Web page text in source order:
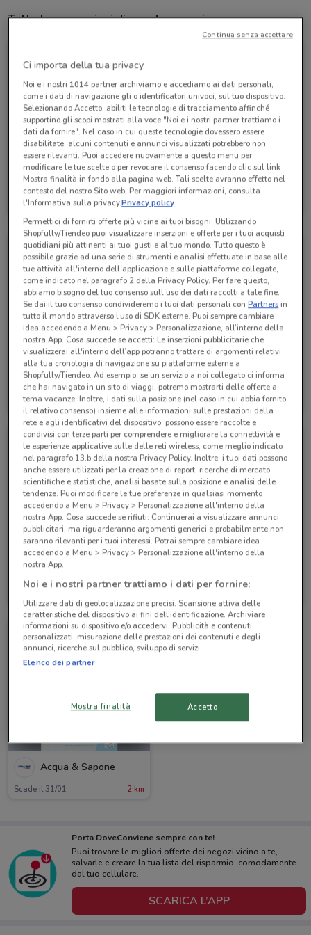
Tutte le promozioni di questo negozio
Acqua & Sapone
Scade il 30/09
-3 GIORNI
Acqua & Sapone
Scade mercoledì 2 km
Acqua & Sapone
Scade il 16/08 2 km
-2 GIORNI
Acqua & Sapone
Scade il 31/01 2 km
Porta DoveConviene sempre con te!
Puoi trovare le migliori offerte dei negozi vicino a te,
salvarle e creare la tua lista del risparmio, comodamente
dal tuo cellulare.
SCARICA L’APP
Ci importa della tua privacy
Noi e i nostri 1014partner archiviamo e accediamo ai dati personali,
come i dati di navigazione gli o identificatori univoci, sul tuo dispositivo.
Selezionando Accetto, abiliti le tecnologie di tracciamento affinché
supportino gli scopi mostrati alla voce "Noi e i nostri partner trattiamo i
dati da fornire". Nel caso in cui queste tecnologie dovessero essere
disabilitate, alcuni contenuti e annunci visualizzati potrebbero non
essere rilevanti. Puoi accedere nuovamente a questo menu per
modificare le tue scelte o per revocare il consenso facendo clic sul link
Mostra finalità in fondo alla pagina web. Tali scelte avranno effetto nel
contesto del nostro Sito web. Per maggiori informazioni, consulta
l'Informativa sulla privacy.Privacy policy
Permettici di fornirti offerte più vicine ai tuoi bisogni: Utilizzando
Shopfully/Tiendeo puoi visualizzare inserzioni e offerte per i tuoi acquisti
quotidiani più attinenti ai tuoi gusti e al tuo mondo. Tutto questo è
possibile grazie ad una serie di strumenti e analisi effettuate in base alle
tue attività all'interno dell'applicazione e sulle piattaforme collegate,
come indicato nel paragrafo 2 della Privacy Policy. Per fare questo,
abbiamo bisogno del tuo consenso sull'uso dei dati raccolti a tale fine.
Se dai il tuo consenso condivideremo i tuoi dati personali conPartnersin
tutto il mondo attraverso l’uso di SDK esterne. Puoi sempre cambiare
idea accedendo a Menu > Privacy > Personalizzazione, all’interno della
nostra App. Cosa succede se accetti: Le inserzioni pubblicitarie che
visualizzerai all'interno dell’app potranno trattare di argomenti relativi
alla tua cronologia di navigazione su piattaforme esterne a
Shopfully/Tiendeo. Ad esempio, se un servizio a noi collegato ci informa
che hai navigato in un sito di viaggi, potremo mostrarti delle offerte a
tema vacanze. Inoltre, i dati sulla posizione (nel caso in cui abbia fornito
il relativo consenso) insieme alle informazioni sulle prestazioni della
rete e agli identificativi del dispositivo, possono essere raccolte e
condivisi con terze parti per comprendere e migliorare la connettività e
le esperienze applicative sulle delle reti wireless, come meglio indicato
nel paragrafo 13.b della nostra Privacy Policy. Inoltre, i tuoi dati possono
anche essere utilizzati per la creazione di report, ricerche di mercato,
scientifiche e statistiche, analisi basate sulla posizione e analisi delle
tendenze. Puoi modificare le tue preferenze in qualsiasi momento
accedendo a Menu > Privacy > Personalizzazione all'interno della
nostra App. Cosa succede se rifiuti: Continuerai a visualizzare annunci
pubblicitari, ma riguarderanno argomenti generici e probabilmente non
saranno rilevanti per i tuoi interessi. Potrai sempre cambiare idea
accedendo a Menu > Privacy > Personalizzazione all'interno della
nostra App.
Noi e i nostri partner trattiamo i dati per fornire:
Utilizzare dati di geolocalizzazione precisi. Scansione attiva delle
caratteristiche del dispositivo ai fini dell’identificazione. Archiviare
informazioni su dispositivo e/o accedervi. Pubblicità e contenuti
personalizzati, misurazione delle prestazioni dei contenuti e degli
annunci, ricerche sul pubblico, sviluppo di servizi.
Elenco dei partner
Mostra finalità Accetto
Continua senza accettare